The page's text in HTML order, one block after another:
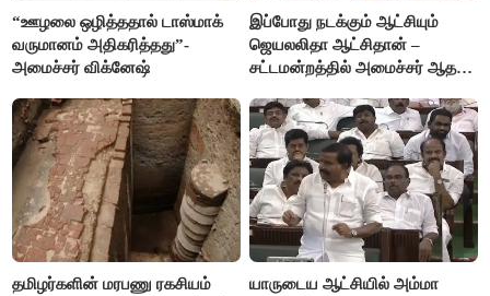
“ஊழலை ஒழித்ததால் டாஸ்மாக்
வருமானம் அதிகரித்தது”-
அமைச்சர் விக்னேஷ்
இப்போது நடக்கும் ஆட்சியும்
ஜெயலலிதா ஆட்சிதான் –
சட்டமன்றத்தில் அமைச்சர் ஆதவ்
தமிழர்களின் மரபணு ரகசியம்
யாருடைய ஆட்சியில் அம்மா